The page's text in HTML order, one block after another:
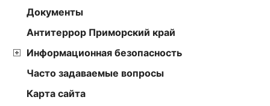
Документы
Антитеррор Приморский край
Информационная безопасность
Часто задаваемые вопросы
Карта сайта